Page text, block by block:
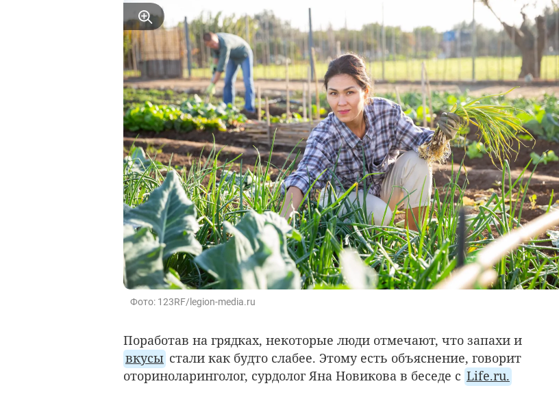
Фото: 123RF/legion-media.ru
Поработав на грядках, некоторые люди отмечают, что запахи и
вкусы стали как будто слабее. Этому есть объяснение, говорит
оториноларинголог, сурдолог Яна Новикова в беседе с Life.ru.